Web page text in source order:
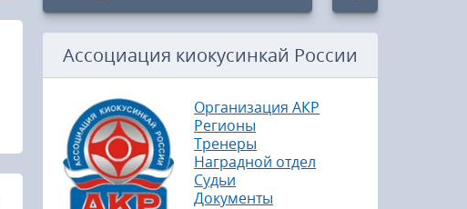
Авторизация
Пароль
Ассоциация киокусинкай России
Организация АКР
Регионы
Тренеры
Наградной отдел
Судьи
Документы